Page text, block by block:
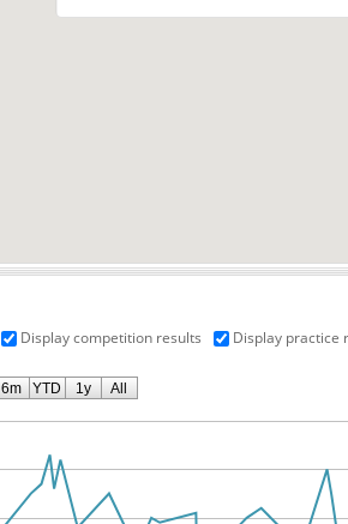
Display competition results
Display practice
6m YTD 1y All